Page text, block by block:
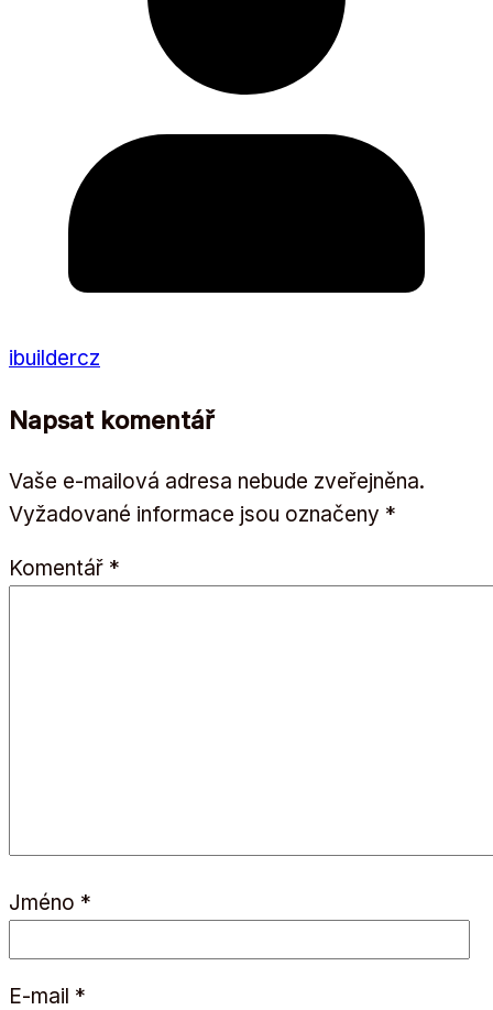
ibuildercz
Napsat komentář
Vaše e-mailová adresa nebude zveřejněna.
Vyžadované informace jsou označeny *
Komentář *
Jméno *
E-mail *